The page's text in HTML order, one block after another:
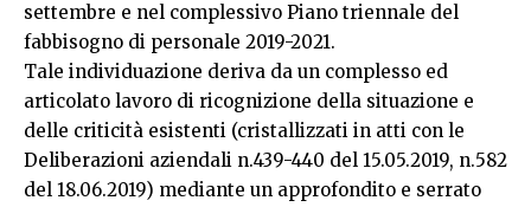
settembre e nel complessivo Piano triennale del
fabbisogno di personale 2019-2021.
Tale individuazione deriva da un complesso ed
articolato lavoro di ricognizione della situazione e
delle criticità esistenti (cristallizzati in atti con le
Deliberazioni aziendali n.439-440 del 15.05.2019, n.582
del 18.06.2019) mediante un approfondito e serrato